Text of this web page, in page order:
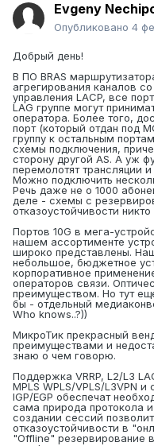
Evgeny
Опубликовано 4
Добрый день!
В ПО BRAS
агрегирования каналов
управления LACP, все
LAG группе могут
оператора. Более того,
порт (который отдан под
группу к остальным
схемы подключения,
сторону другой AS. А уж
перемолотят трансляции
Можно подключить
Речь даже не о 1000
деле - схемы с
отказоустойчивости
Портов 10G в мега-
нашем ассортименте
широко представлены.
небольшое, бюджетное
корпоративное
операторов связи.
преимуществом. Но тут
бы - отдельный
Who knows..?))
МикроТик прекрасный
преимуществами и
знаю о чем говорю.
Поддержка VRRP, L2/L3
MPLS WPLS/VPLS/L3VPN
IGP/EGP обеспечат
сама природа протокола
создании сессий
отказоустойчивости в
"Offline" резервирование